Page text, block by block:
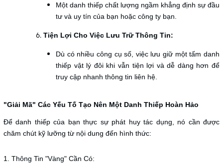
Một danh thiếp chất lượng ngầm khẳng định sự đầu
tư và uy tín của bạn hoặc công ty bạn.
Tiện Lợi Cho Việc Lưu Trữ Thông Tin:
Dù có nhiều công cụ số, việc lưu giữ một tấm danh
thiếp vật lý đôi khi vẫn tiện lợi và dễ dàng hơn để
truy cập nhanh thông tin liên hệ.
"Giải Mã" Các Yếu Tố Tạo Nên Một Danh Thiếp Hoàn Hảo
Để danh thiếp của bạn thực sự phát huy tác dụng, nó cần được
chăm chút kỹ lưỡng từ nội dung đến hình thức:
1. Thông Tin "Vàng" Cần Có: